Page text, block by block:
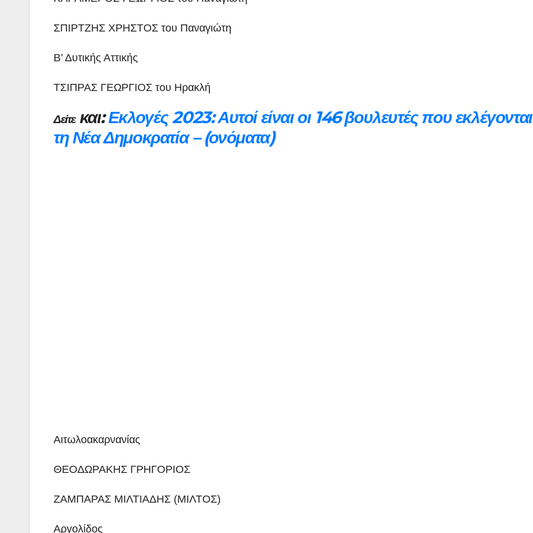
ΣΠΙΡΤΖΗΣ ΧΡΗΣΤΟΣ του Παναγιώτη
Β’ Δυτικής Αττικής
ΤΣΙΠΡΑΣ ΓΕΩΡΓΙΟΣ του Ηρακλή
Δείτεκαι:Εκλογές 2023: Αυτοί είναι οι 146 βουλευτές που
τη Νέα Δημοκρατία – (ονόματα)
Αιτωλοακαρνανίας
ΘΕΟΔΩΡΑΚΗΣ ΓΡΗΓΟΡΙΟΣ
ΖΑΜΠΑΡΑΣ ΜΙΛΤΙΑΔΗΣ (ΜΙΛΤΟΣ)
Αργολίδος